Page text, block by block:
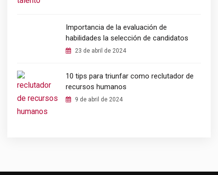
Importancia de la evaluación de
habilidades la selección de candidatos
23 de abril de 2024
10 tips para triunfar como reclutador de
recursos humanos
9 de abril de 2024